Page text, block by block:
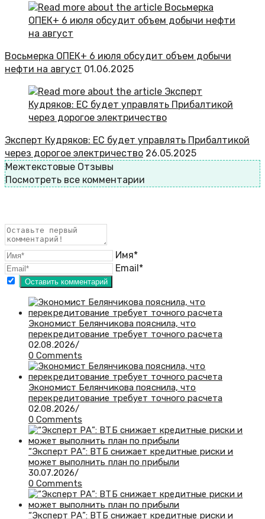
Восьмерка ОПЕК+ 6 июля обсудит объем добычи
нефти на август 01.06.2025
Эксперт Кудряков: ЕС будет управлять Прибалтикой
через дорогое электричество 26.05.2025
Межтекстовые Отзывы
Посмотреть все комментарии
Имя*
Email*
Экономист Белянчикова пояснила, что
перекредитование требует точного расчета
02.08.2026/
0 Comments
Экономист Белянчикова пояснила, что
перекредитование требует точного расчета
02.08.2026/
0 Comments
“Эксперт РА”: ВТБ снижает кредитные риски и
может выполнить план по прибыли
30.07.2026/
0 Comments
“Эксперт РА”: ВТБ снижает кредитные риски и